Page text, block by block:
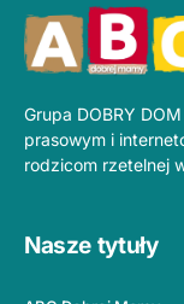
Grupa DOBRY
prasowym i
rodzicom rzetelnej
Nasze tytuły